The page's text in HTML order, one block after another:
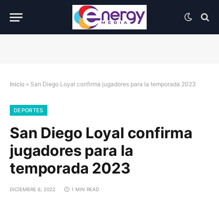
Inicio » San Diego Loyal confirma jugadores para la temporada 2023
DEPORTES
San Diego Loyal confirma
jugadores para la
temporada 2023
DICIEMBRE 6, 2022 1 MIN READ